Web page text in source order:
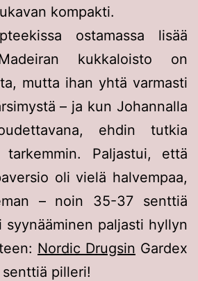
kompakti.
ostamassa lisää
kukkaloisto on
mutta ihan yhtä varmasti
– ja kun Johannalla
ehdin tutkia
tarkemmin. Paljastui, että
oli vielä halvempaa,
– noin 35-37 senttiä
syynääminen paljasti hyllyn
Nordic Drugsin Gardex
pilleri!